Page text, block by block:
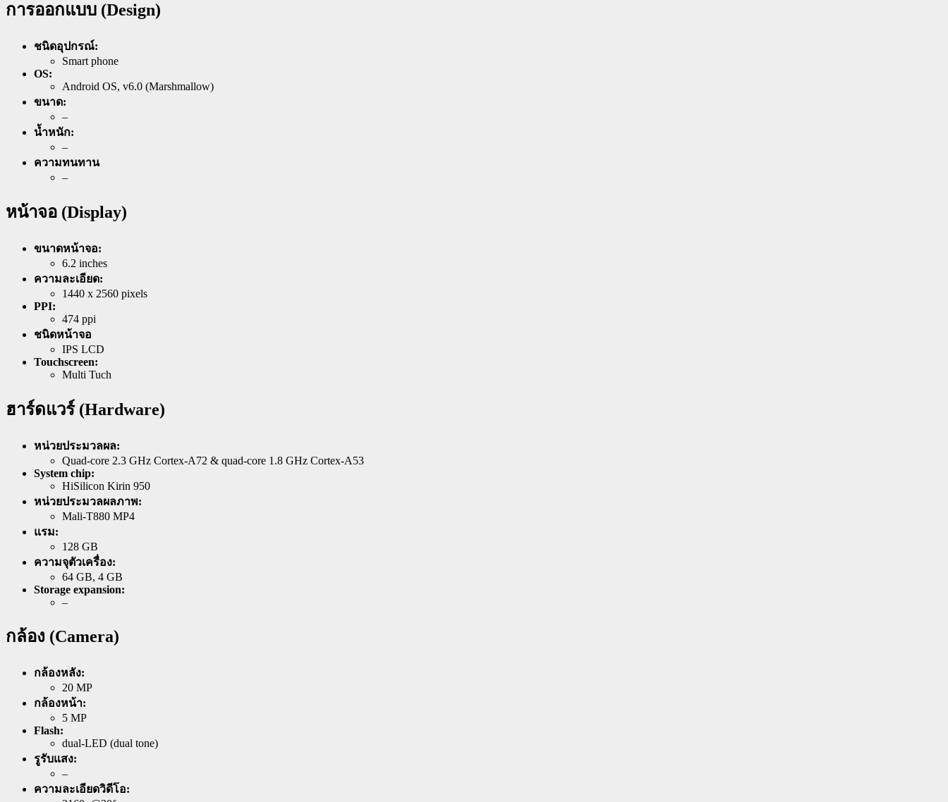
การออกแบบ (Design)
ชนิดอุปกรณ์:
Smart phone
OS:
Android OS, v6.0 (Marshmallow)
ขนาด:
–
น้ำหนัก:
–
ความทนทาน
–
หน้าจอ (Display)
ขนาดหน้าจอ:
6.2 inches
ความละเอียด:
1440 x 2560 pixels
PPI:
474 ppi
ชนิดหน้าจอ
IPS LCD
Touchscreen:
Multi Tuch
ฮาร์ดแวร์ (Hardware)
หน่วยประมวลผล:
Quad-core 2.3 GHz Cortex-A72 & quad-core 1.8 GHz Cortex-A53
System chip:
HiSilicon Kirin 950
หน่วยประมวลผลภาพ:
Mali-T880 MP4
แรม:
128 GB
ความจุตัวเครื่อง:
64 GB, 4 GB
Storage expansion:
–
กล้อง (Camera)
กล้องหลัง:
20 MP
กล้องหน้า:
5 MP
Flash:
dual-LED (dual tone)
รูรับแสง:
–
ความละเอียดวิดีโอ: